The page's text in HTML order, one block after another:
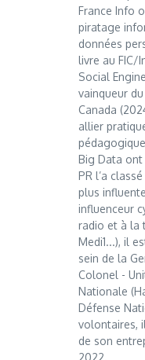
France Info
piratage
données
livre au FIC/
Social
vainqueur
Canada
allier
Big Data ont
PR l’a
plus
influenceur
radio et à la
Medi1...), il
sein de la
Colonel -
Nationale
Défense
volontaires,
de son
2022.